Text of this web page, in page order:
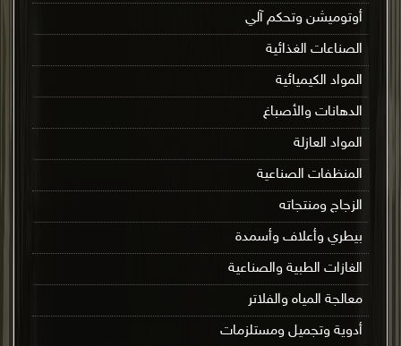
أوتوميشن وتحكم آلي
الصناعات الغذائية
المواد الكيميائية
الدهانات والأصباغ
المواد العازلة
المنظفات الصناعية
الزجاج ومنتجاته
بيطري وأعلاف وأسمدة
الغازات الطبية والصناعية
معالجة المياه والفلاتر
أدوية وتجميل ومستلزمات